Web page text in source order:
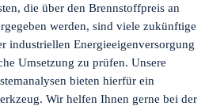
die über den Brennstoffpreis an
werden, sind viele zukünftige
industriellen Energieeigenversorgung
Umsetzung zu prüfen. Unsere
bieten hierfür ein
Wir helfen Ihnen gerne bei der